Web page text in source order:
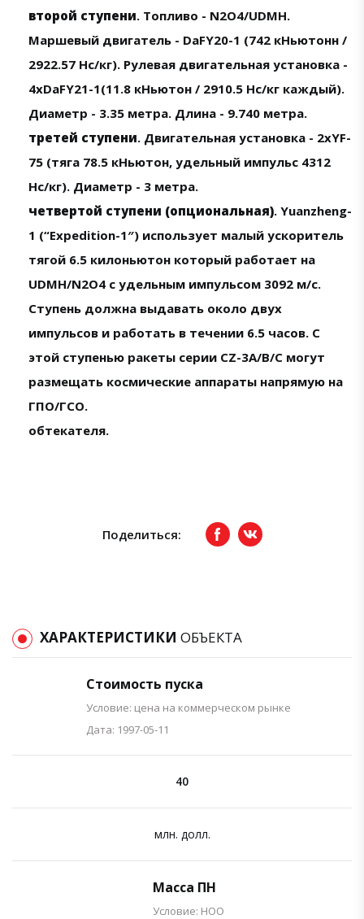
второй ступени. Топливо - N2O4/UDMH.
Маршевый двигатель - DaFY20-1 (742 кНьютонн /
2922.57 Нс/кг). Рулевая двигательная установка -
4хDaFY21-1(11.8 кНьютон / 2910.5 Нс/кг каждый).
Диаметр - 3.35 метра. Длина - 9.740 метра.
третей ступени. Двигательная установка - 2хYF-
75 (тяга 78.5 кНьютон, удельный импульс 4312
Нс/кг). Диаметр - 3 метра.
четвертой ступени (опциональная). Yuanzheng-
1 (“Expedition-1″) использует малый ускоритель
тягой 6.5 килоньютон который работает на
UDMH/N2O4 с удельным импульсом 3092 м/с.
Ступень должна выдавать около двух
импульсов и работать в течении 6.5 часов. С
этой ступенью ракеты серии CZ-3A/B/C могут
размещать космические аппараты напрямую на
ГПО/ГСО.
обтекателя.
Поделиться: FacebookвКонтакте
ХАРАКТЕРИСТИКИ ОБЪЕКТА
Стоимость пуска
Условие: цена на коммерческом рынке
Дата: 1997-05-11
40
млн. долл.
Масса ПН
Условие: НОО